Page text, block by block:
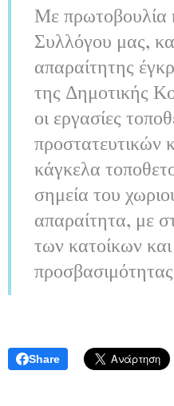
Με πρωτοβουλία
Συλλόγου μας,
απαραίτητης
της Δημοτικής
οι εργασίες
προστατευτικών
κάγκελα
σημεία του
απαραίτητα, με
των κατοίκων
Share